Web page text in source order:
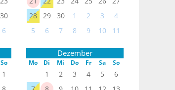
30
6
28
29 30 1 2 3
4
5
6 7 8 9 10 11
So
1
Dezember
Mo Di Mi Do Fr Sa So
1 2 3 4 5
6